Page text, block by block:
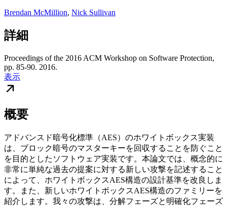
Brendan McMillion, Nick Sullivan
詳細
Proceedings of the 2016 ACM Workshop on Software Protection,
pp. 85-90. 2016.
表示
概要
アドバンスド暗号化標準（AES）のホワイトボックス実装
は、ブロック暗号のマスターキーを回収することを防ぐこと
を目的としたソフトウェア実装です。本論文では、概念的に
非常に単純な過去の提案に対する新しい攻撃を記述すること
によって、ホワイトボックスAES構造の設計基準を改良しま
す。また、新しいホワイトボックスAES構造のファミリーを
紹介します。我々の攻撃は、分解フェーズと明確化フェーズ